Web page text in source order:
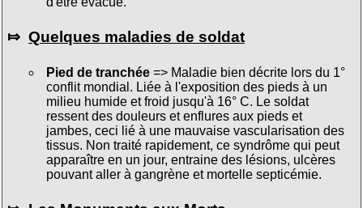
⤇ Quelques maladies de soldat
Pied de tranchée=> Maladie bien décrite lors du 1°
conflit mondial. Liée à l'exposition des pieds à un
milieu humide et froid jusqu'à 16° C. Le soldat
ressent des douleurs et enflures aux pieds et
jambes, ceci lié à une mauvaise vascularisation des
tissus. Non traité rapidement, ce syndrôme qui peut
apparaître en un jour, entraine des lésions, ulcères
pouvant aller à gangrène et mortelle septicémie.